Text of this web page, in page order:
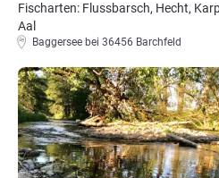
Fischarten: Flussbarsch, Hecht,
Aal
Baggersee bei 36456 Barchfeld